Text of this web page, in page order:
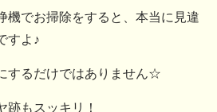
機でお掃除をすると、本当に見違
すよ♪
するだけではありません☆
跡もスッキリ！